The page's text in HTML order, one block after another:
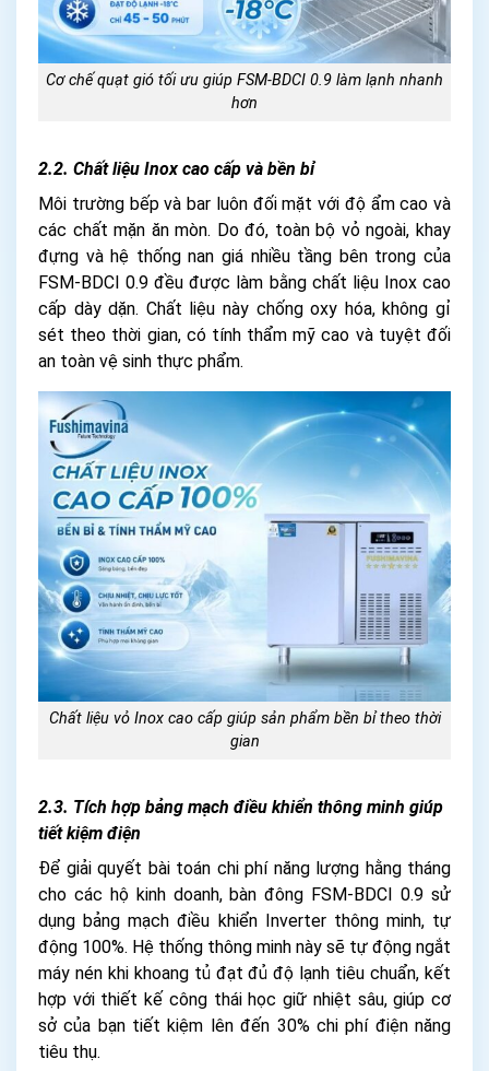
Cơ chế quạt gió tối ưu giúp FSM-BDCI 0.9 làm lạnh nhanh
hơn
2.2. Chất liệu Inox cao cấp và bền bỉ
Môi trường bếp và bar luôn đối mặt với độ ẩm cao và
các chất mặn ăn mòn. Do đó, toàn bộ vỏ ngoài, khay
đựng và hệ thống nan giá nhiều tầng bên trong của
FSM-BDCI 0.9 đều được làm bằng chất liệu Inox cao
cấp dày dặn. Chất liệu này chống oxy hóa, không gỉ
sét theo thời gian, có tính thẩm mỹ cao và tuyệt đối
an toàn vệ sinh thực phẩm.
Chất liệu vỏ Inox cao cấp giúp sản phẩm bền bỉ theo thời
gian
2.3. Tích hợp bảng mạch điều khiển thông minh giúp
tiết kiệm điện
Để giải quyết bài toán chi phí năng lượng hằng tháng
cho các hộ kinh doanh, bàn đông FSM-BDCI 0.9 sử
dụng bảng mạch điều khiển Inverter thông minh, tự
động 100%. Hệ thống thông minh này sẽ tự động ngắt
máy nén khi khoang tủ đạt đủ độ lạnh tiêu chuẩn, kết
hợp với thiết kế công thái học giữ nhiệt sâu, giúp cơ
sở của bạn tiết kiệm lên đến 30% chi phí điện năng
tiêu thụ.